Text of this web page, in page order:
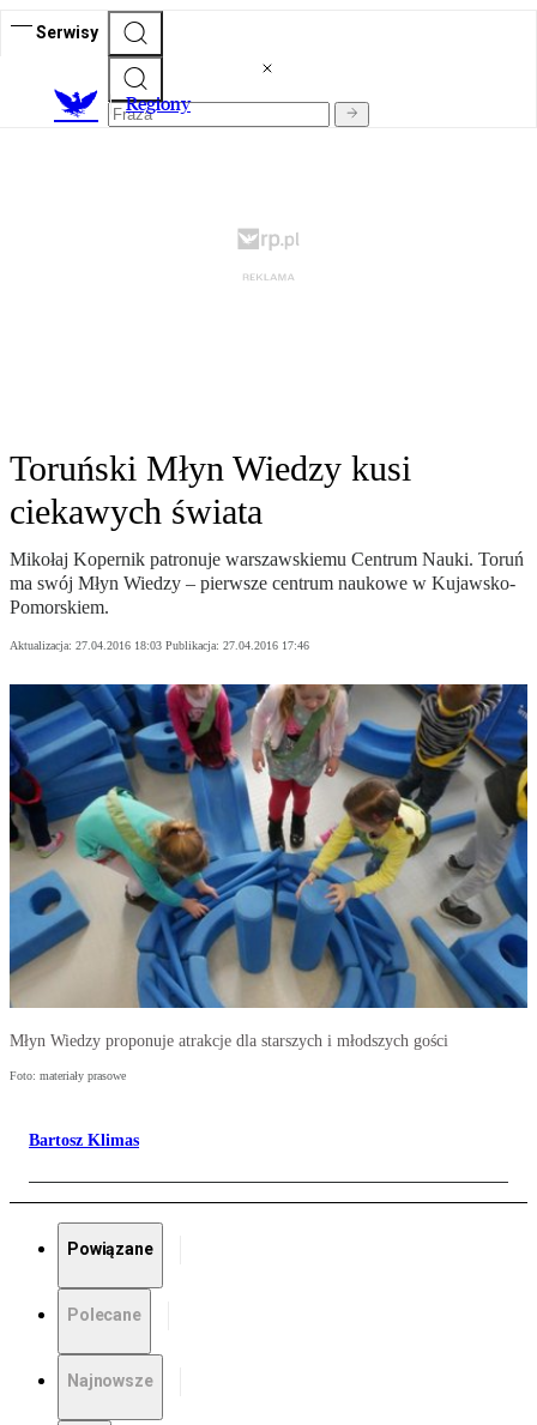
Serwisy
Regiony
Toruński Młyn Wiedzy kusi
ciekawych świata
Mikołaj Kopernik patronuje warszawskiemu Centrum Nauki. Toruń
ma swój Młyn Wiedzy – pierwsze centrum naukowe w Kujawsko-
Pomorskiem.
Aktualizacja: 27.04.2016 18:03 Publikacja: 27.04.2016 17:46
Młyn Wiedzy proponuje atrakcje dla starszych i młodszych gości
Foto: materiały prasowe
Bartosz Klimas
Powiązane
Polecane
Najnowsze